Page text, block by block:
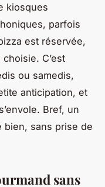
kiosques
parfois
est réservée,
C’est
ou samedis,
anticipation, et
Bref, un
bien, sans prise de
sans